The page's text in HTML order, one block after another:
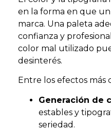
en la forma en que
marca. Una paleta
confianza y
color mal utilizado
desinterés.
Entre los efectos más
Generación de
estables y
seriedad.